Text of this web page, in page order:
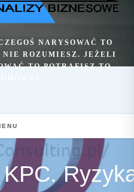
NARYSOWAĆ TO
NIE ROZUMIESZ. JEŻELI
TO POTRAFISZ TO